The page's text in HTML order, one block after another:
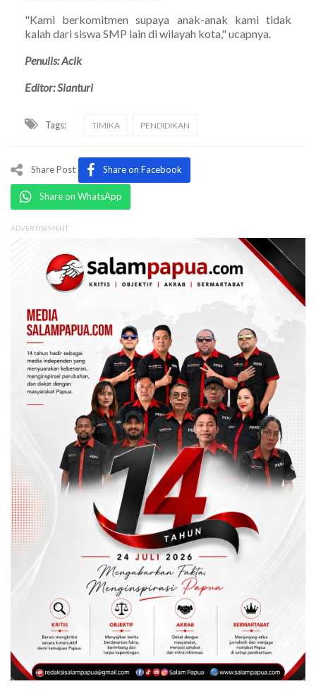
"Kami berkomitmen supaya anak-anak kami tidak
kalah dari siswa SMP lain di wilayah kota," ucapnya.
Penulis: Acik
Editor: Sianturi
Tags: TIMIKA PENDIDIKAN
Share Post Share on Facebook
Share on WhatsApp
ADVERTISEMENT